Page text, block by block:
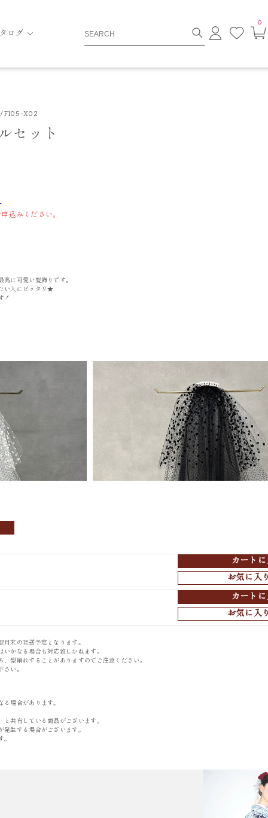
ログ
ロ
グ
お
0
F105-X02
セット
込みください。
に可愛い髪飾りです。
い人にピッタリ★
！
カート
お気に入
カート
お気に入
末の発送予定となります。
かなる場合も対応致しかねます。
型崩れすることがありますのでご注意ください。
い。
場合があります。
共有している商品がございます。
発生する場合がございます。
。